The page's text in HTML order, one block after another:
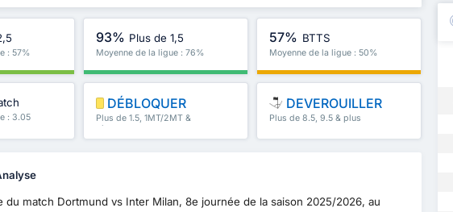
: 57%
93% Plus de 1,5
Moyenne de la ligue : 76%
57% BTTS
Moyenne de la ligue : 50%
: 3.05
DÉBLOQUER
Plus de 1.5, 1MT/2MT &
plus
DEVEROUILLER
Plus de 8.5, 9.5 & plus
du match Dortmund vs Inter Milan, 8e journée de la saison 2025/2026, au